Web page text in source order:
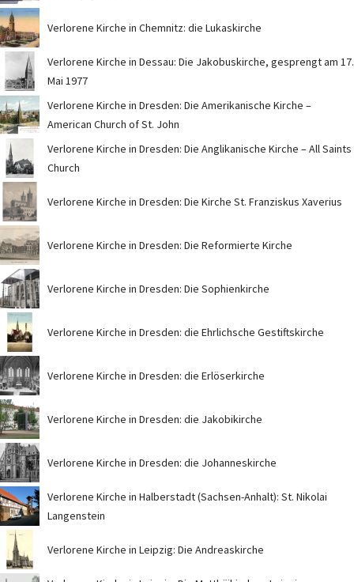
Verlorene Kirche in Chemnitz: die Lukaskirche
Verlorene Kirche in Dessau: Die Jakobuskirche, gesprengt am 17.
Mai 1977
Verlorene Kirche in Dresden: Die Amerikanische Kirche –
American Church of St. John
Verlorene Kirche in Dresden: Die Anglikanische Kirche – All Saints
Church
Verlorene Kirche in Dresden: Die Kirche St. Franziskus Xaverius
Verlorene Kirche in Dresden: Die Reformierte Kirche
Verlorene Kirche in Dresden: Die Sophienkirche
Verlorene Kirche in Dresden: die Ehrlichsche Gestiftskirche
Verlorene Kirche in Dresden: die Erlöserkirche
Verlorene Kirche in Dresden: die Jakobikirche
Verlorene Kirche in Dresden: die Johanneskirche
Verlorene Kirche in Halberstadt (Sachsen-Anhalt): St. Nikolai
Langenstein
Verlorene Kirche in Leipzig: Die Andreaskirche